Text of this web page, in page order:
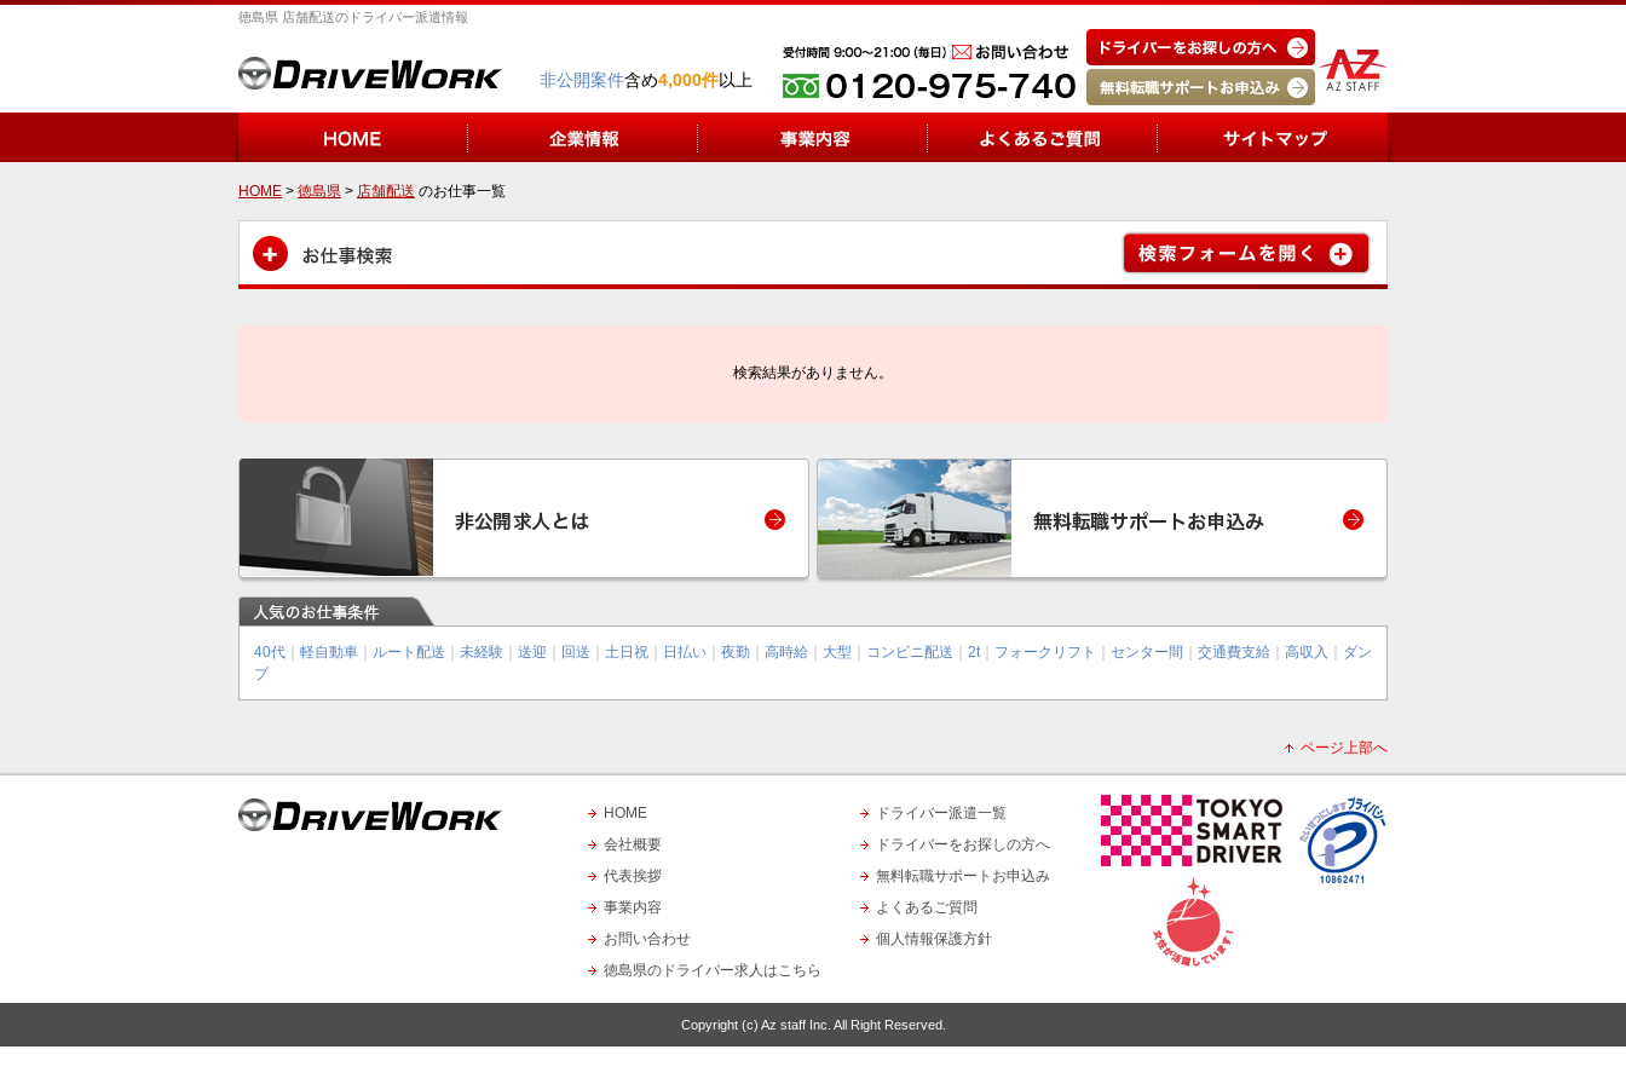
徳島県 店舗配送のドライバー派遣情報
非公開案件含め4,000件以上
HOME > 徳島県 > 店舗配送 のお仕事一覧
検索結果がありません。
40代 軽自動車 ルート配送 未経験 送迎 回送 土日祝 日払い 夜勤 高時給 大型 コンビニ配送 2t｜ フォークリフト センター間 交通費支給 高収入
ダン
プ
ページ上部へ
HOME
会社概要
代表挨拶
事業内容
お問い合わせ
徳島県のドライバー求人はこちら
ドライバー派遣一覧
ドライバーをお探しの方へ
無料転職サポートお申込み
よくあるご質問
個人情報保護方針
Copyright (c) Az staff Inc. All Right Reserved.